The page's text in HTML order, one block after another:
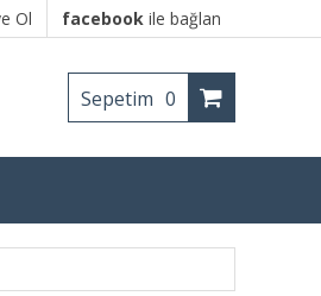
Ol facebook ile bağlan
Sepetim 0